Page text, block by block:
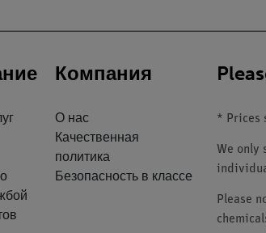
Компания
О нас
Качественная
политика
Безопасность в классе
* Prices
We only
Please